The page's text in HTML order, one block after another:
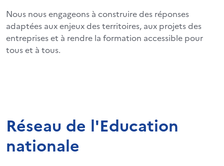
Nous nous engageons à construire des réponses
adaptées aux enjeux des territoires, aux projets des
entreprises et à rendre la formation accessible pour
tous et à tous.
Réseau de l'Education
nationale